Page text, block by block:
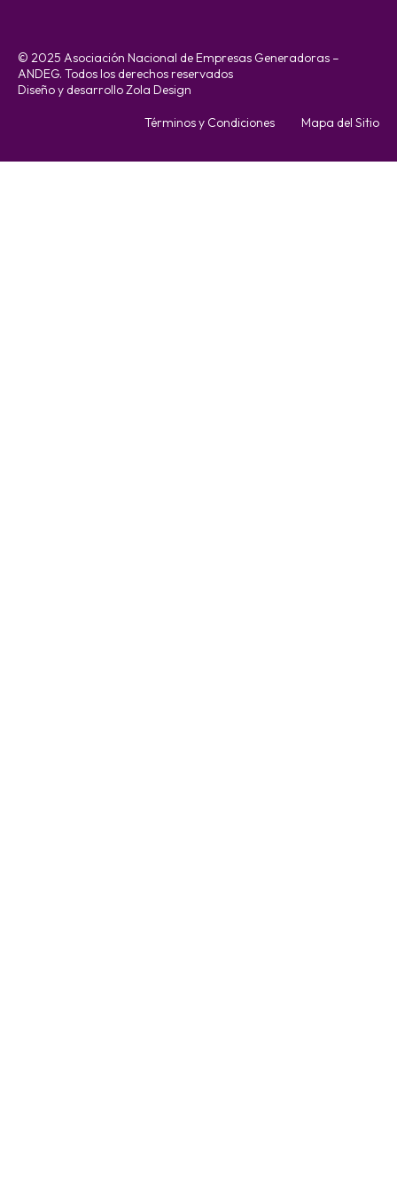
© 2025 Asociación Nacional de Empresas Generadoras –
ANDEG. Todos los derechos reservados
Diseño y desarrollo Zola Design
Términos y Condiciones Mapa del Sitio